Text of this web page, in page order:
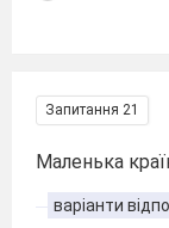
Запитання 21
Маленька
варіанти